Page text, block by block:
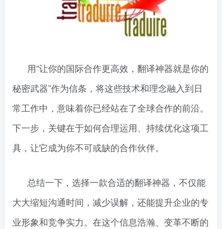
用“让你的国际合作更高效，翻译神器就是你的
秘密武器”作为信条，将这些技术和理念融入到日
常工作中，意味着你已经站在了全球合作的前沿。
下一步，关键在于如何合理运用、持续优化这项工
具，让它成为你不可或缺的合作伙伴。
总结一下，选择一款合适的翻译神器，不仅能
大大缩短沟通时间，减少误解，还能提升企业的专
业形象和竞争实力。在这个信息浩瀚、变革不断的